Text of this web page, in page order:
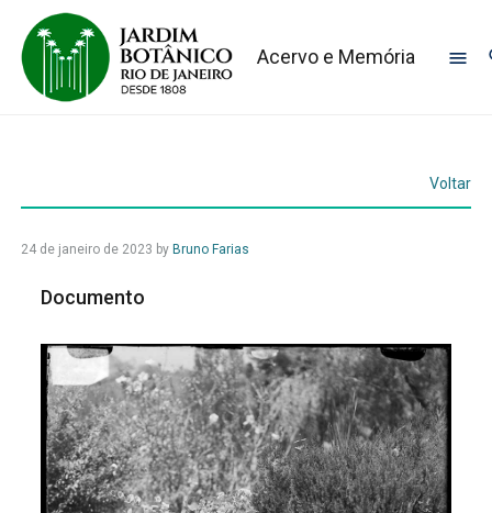
Acervo e Memória
Voltar
24 de janeiro de 2023 by Bruno Farias
Documento